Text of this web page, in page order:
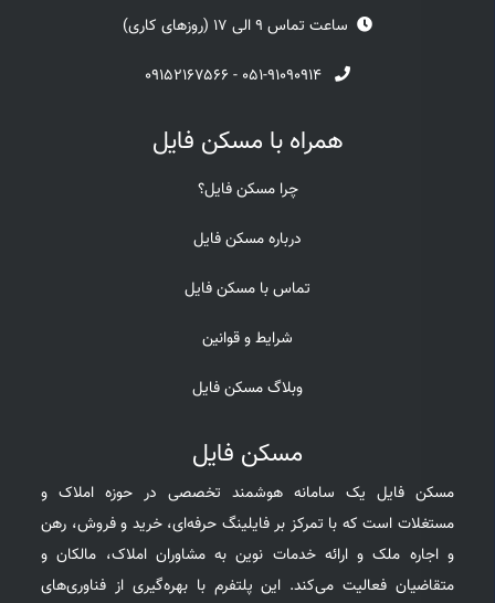
ساعت تماس 9 الی 17 (روزهای کاری)
۰۵۱-۹۱۰۹۰۹۱۴ - ۰۹۱۵۲۱۶۷۵۶۶
همراه با مسکن فایل
چرا مسکن فایل؟
درباره مسکن فایل
تماس با مسکن فایل
شرایط و قوانین
وبلاگ مسکن فایل
مسکن فایل
مسکن فایل یک سامانه هوشمند تخصصی در حوزه املاک و
مستغلات است که با تمرکز بر فایلینگ حرفه‌ای، خرید و فروش، رهن
و اجاره ملک و ارائه خدمات نوین به مشاوران املاک، مالکان و
متقاضیان فعالیت می‌کند. این پلتفرم با بهره‌گیری از فناوری‌های